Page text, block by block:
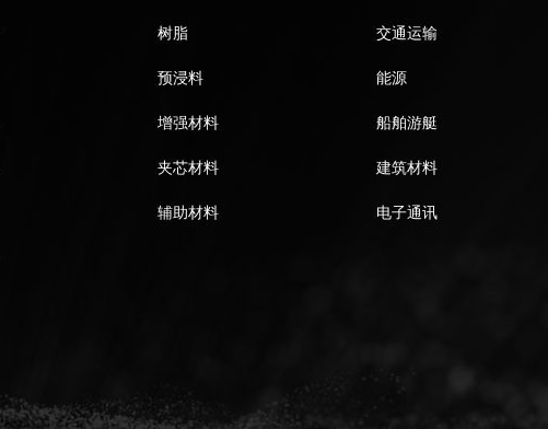
树脂
预浸料
增强材料
夹芯材料
辅助材料
交通运输
能源
船舶游艇
建筑材料
电子通讯